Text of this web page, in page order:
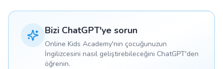
Bizi ChatGPT'ye sorun
Online Kids Academy'nin çocuğunuzun
İngilizcesini nasıl geliştirebileceğini ChatGPT'den
öğrenin.